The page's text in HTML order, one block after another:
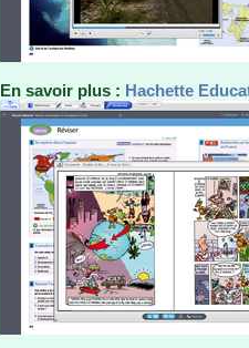
En savoir plus : Hachette